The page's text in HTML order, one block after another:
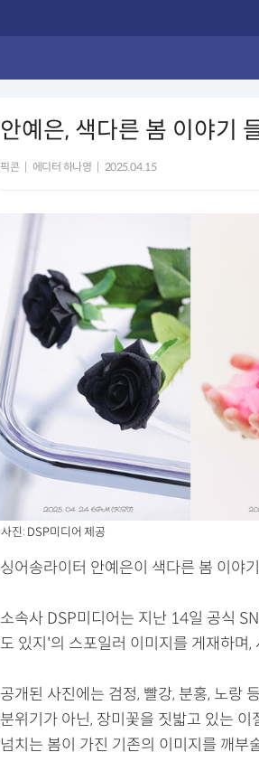
안예은, 색다른 봄 이야기
픽콘 에디터 하나영 2025.04.15
사진: DSP미디어 제공
싱어송라이터 안예은이 색다른 봄 이야
소속사 DSP미디어는 지난 14일 공식
도 있지'의 스포일러 이미지를 게재하며,
공개된 사진에는 검정, 빨강, 분홍, 노랑
분위기가 아닌, 장미꽃을 짓밟고 있는
넘치는 봄이 가진 기존의 이미지를 깨부